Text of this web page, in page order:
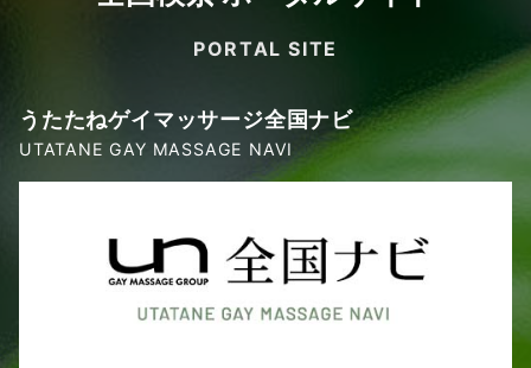
PORTAL SITE
うたたねゲイマッサージ全国ナビ
UTATANE GAY MASSAGE NAVI